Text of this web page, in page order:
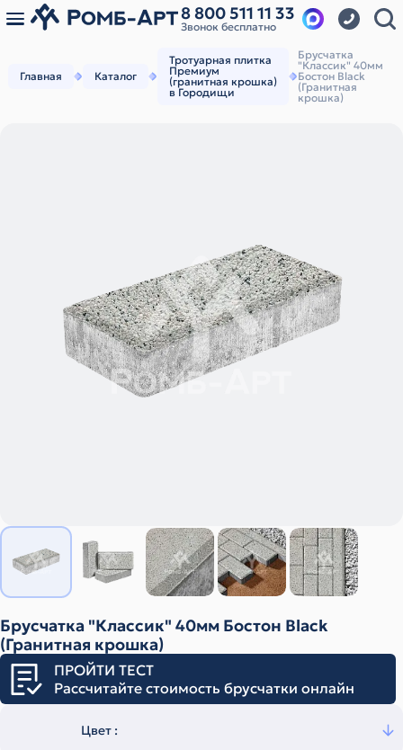
8 800 511 11 33
Звонок бесплатно
Главная Каталог
Тротуарная плитка
Премиум
(гранитная крошка)
в Городищи
Брусчатка
"Классик" 40мм
Бостон Black
(Гранитная
крошка)
Брусчатка "Классик" 40мм Бостон Black
(Гранитная крошка)
ПРОЙТИ ТЕСТ
Рассчитайте стоимость брусчатки онлайн
Цвет :